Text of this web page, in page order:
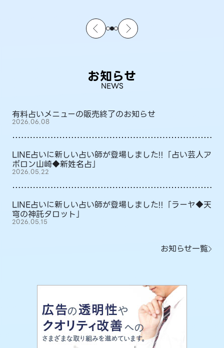
お知らせ
NEWS
有料占いメニューの販売終了のお知らせ
2026.06.08
LINE占いに新しい占い師が登場しました!!「占い芸人ア
ポロン山崎◆新姓名占」
2026.05.22
LINE占いに新しい占い師が登場しました!!「ラーヤ◆天
穹の神託タロット」
2026.05.15
お知らせ一覧